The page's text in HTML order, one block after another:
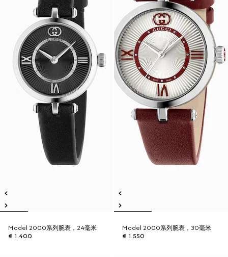
Model 2000系列腕表，24毫米
€ 1.400
Model 2000系列腕表，30毫米
€ 1.550